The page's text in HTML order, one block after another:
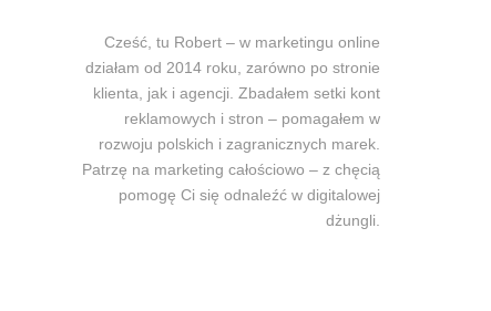
Cześć, tu Robert – w marketingu online
działam od 2014 roku, zarówno po stronie
klienta, jak i agencji. Zbadałem setki kont
reklamowych i stron – pomagałem w
rozwoju polskich i zagranicznych marek.
Patrzę na marketing całościowo – z chęcią
pomogę Ci się odnaleźć w digitalowej
dżungli.